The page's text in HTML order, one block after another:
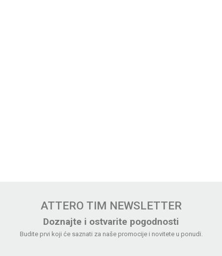
ATTERO TIM NEWSLETTER
Doznajte i ostvarite pogodnosti
Budite prvi koji će saznati za naše promocije i novitete u ponudi.